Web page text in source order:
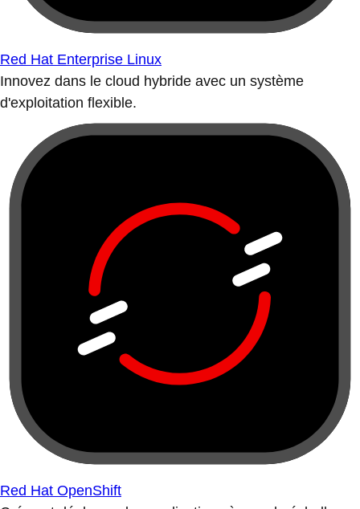
Red Hat Enterprise Linux
Innovez dans le cloud hybride avec un système
d'exploitation flexible.
Red Hat OpenShift